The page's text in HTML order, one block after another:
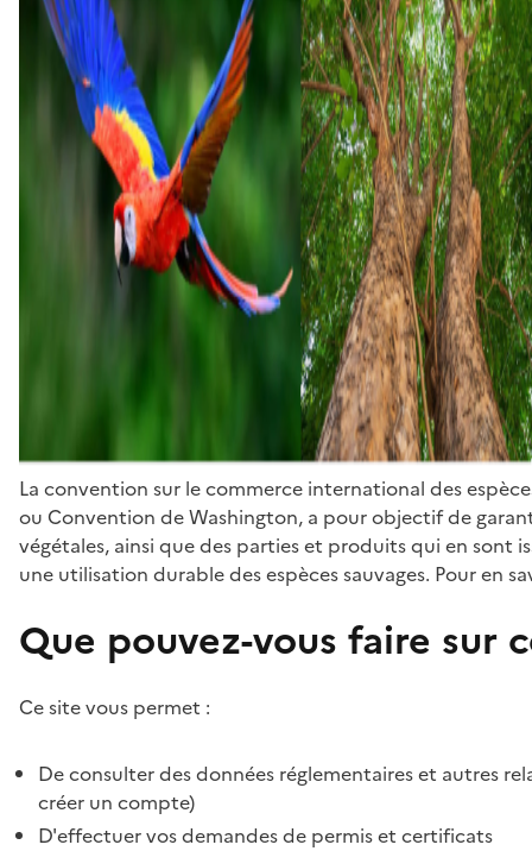
La convention sur le commerce international des
ou Convention de Washington, a pour objectif de
végétales, ainsi que des parties et produits qui en sont
une utilisation durable des espèces sauvages. Pour en
Que pouvez-vous faire sur
Ce site vous permet :
De consulter des données réglementaires et autres
créer un compte)
D'effectuer vos demandes de permis et certificats